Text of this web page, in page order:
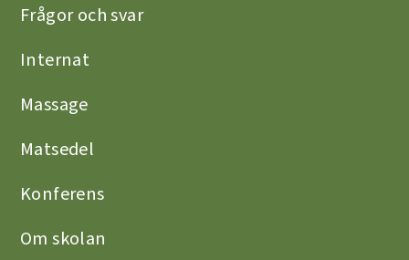
Frågor och svar
Internat
Massage
Matsedel
Konferens
Om skolan